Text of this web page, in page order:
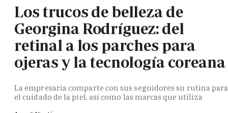
Los trucos de belleza de
Georgina Rodríguez: del
retinal a los parches para
ojeras y la tecnología coreana
La empresaria comparte con sus seguidores su rutina para
el cuidado de la piel, así como las marcas que utiliza